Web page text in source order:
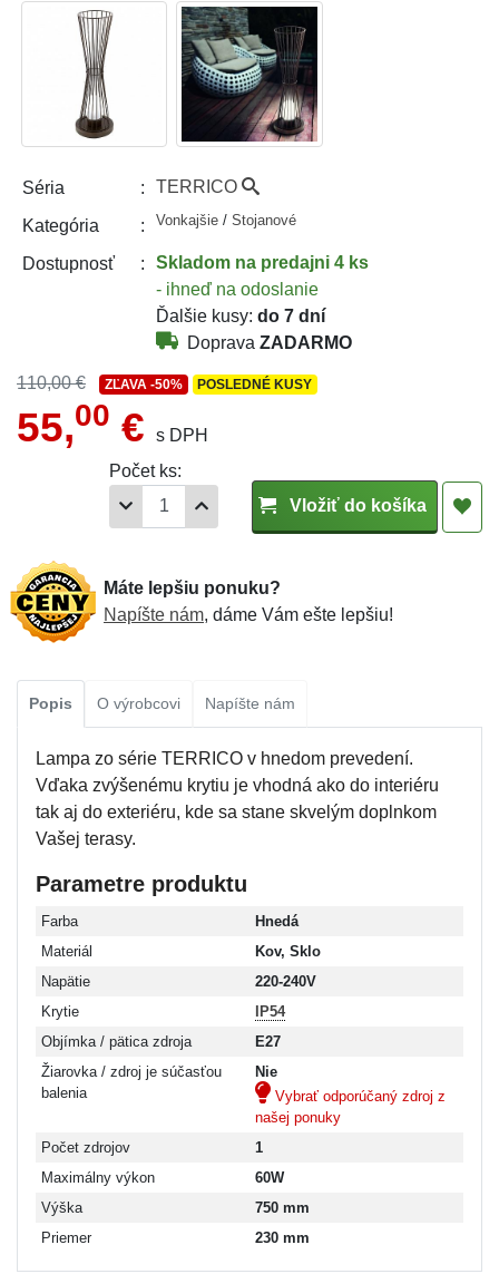
Séria TERRICO
Kategória Vonkajšie / Stojanové
Dostupnosť Skladomna predajni 4 ks
- ihneď na odoslanie
Ďalšie kusy: do 7 dní
Doprava ZADARMO
110,00 € ZĽAVA -50% POSLEDNÉ KUSY
55,00 €
s DPH
Počet ks:
Vložiť do košíka
Máte lepšiu ponuku?
Napíšte nám, dáme Vám ešte lepšiu!
Popis O výrobcovi Napíšte nám
Lampa zo série TERRICO v hnedom prevedení.
Vďaka zvýšenému krytiu je vhodná ako do interiéru
tak aj do exteriéru, kde sa stane skvelým doplnkom
Vašej terasy.
Parametre produktu
Farba
Hnedá
Materiál
Kov, Sklo
Napätie
220-240V
Krytie
IP54
Objímka / pätica zdroja
E27
Žiarovka / zdroj je súčasťou
balenia
Nie
Vybrať odporúčaný zdroj z
našej ponuky
Počet zdrojov
1
Maximálny výkon
60W
Výška
750 mm
Priemer
230 mm